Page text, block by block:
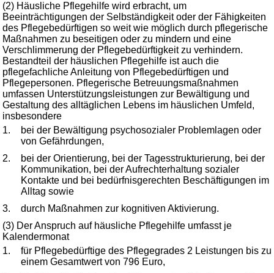
(2) Häusliche Pflegehilfe wird erbracht, um
Beeinträchtigungen der Selbständigkeit oder der Fähigkeiten
des Pflegebedürftigen so weit wie möglich durch pflegerische
Maßnahmen zu beseitigen oder zu mindern und eine
Verschlimmerung der Pflegebedürftigkeit zu verhindern.
Bestandteil der häuslichen Pflegehilfe ist auch die
pflegefachliche Anleitung von Pflegebedürftigen und
Pflegepersonen. Pflegerische Betreuungsmaßnahmen
umfassen Unterstützungsleistungen zur Bewältigung und
Gestaltung des alltäglichen Lebens im häuslichen Umfeld,
insbesondere
1.
bei der Bewältigung psychosozialer Problemlagen oder
von Gefährdungen,
2.
bei der Orientierung, bei der Tagesstrukturierung, bei der
Kommunikation, bei der Aufrechterhaltung sozialer
Kontakte und bei bedürfnisgerechten Beschäftigungen im
Alltag sowie
3.
durch Maßnahmen zur kognitiven Aktivierung.
(3) Der Anspruch auf häusliche Pflegehilfe umfasst je
Kalendermonat
1.
für Pflegebedürftige des Pflegegrades 2 Leistungen bis zu
einem Gesamtwert von 796 Euro,